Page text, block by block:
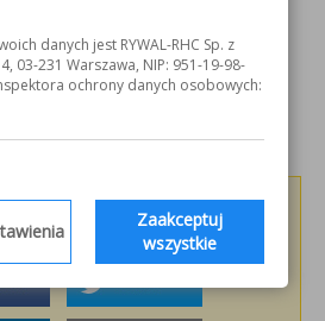
się z innymi!
danych jest RYWAL-RHC Sp. z
03-231 Warszawa, NIP: 951-19-98-
ochrony danych osobowych:
Zaakceptuj
wszystkie